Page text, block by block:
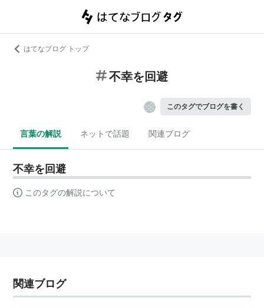
はてなブログ トップ
不幸を回避
このタグでブログを書く
言葉の解説 ネットで話題 関連ブログ
不幸を回避
このタグの解説について
関連ブログ